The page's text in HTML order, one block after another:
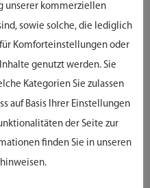
eine passende Ladestation
Kopfhörern. Über Nacht
Tag über perfekten
gehört somit der
Akku-Technologie
unserer kommerziellen
sowie solche, die lediglich
Komforteinstellungen oder
genutzt werden. Sie
Kategorien Sie zulassen
auf Basis Ihrer Einstellungen
der Seite zur
finden Sie in unseren